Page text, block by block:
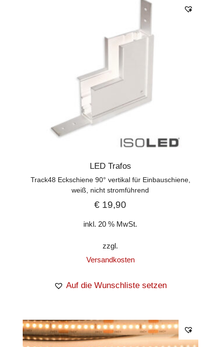
LED Trafos
Track48 Eckschiene 90° vertikal für Einbauschiene,
weiß, nicht stromführend
€ 19,90
inkl. 20 % MwSt.
zzgl.
Versandkosten
Auf die Wunschliste setzen